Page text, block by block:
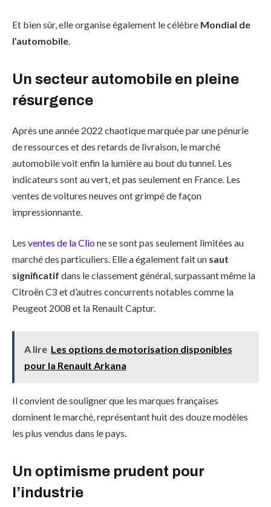
Et bien sûr, elle organise également le célèbre Mondial de
l’automobile.
Un secteur automobile en pleine
résurgence
Après une année 2022 chaotique marquée par une pénurie
de ressources et des retards de livraison, le marché
automobile voit enfin la lumière au bout du tunnel. Les
indicateurs sont au vert, et pas seulement en France. Les
ventes de voitures neuves ont grimpé de façon
impressionnante.
Les ventes de la Clione se sont pas seulement limitées au
marché des particuliers. Elle a également fait un saut
significatif dans le classement général, surpassant même la
Citroën C3 et d’autres concurrents notables comme la
Peugeot 2008 et la Renault Captur.
A lire Les options de motorisation disponibles
pour la Renault Arkana
Il convient de souligner que les marques françaises
dominent le marché, représentant huit des douze modèles
les plus vendus dans le pays.
Un optimisme prudent pour
l’industrie